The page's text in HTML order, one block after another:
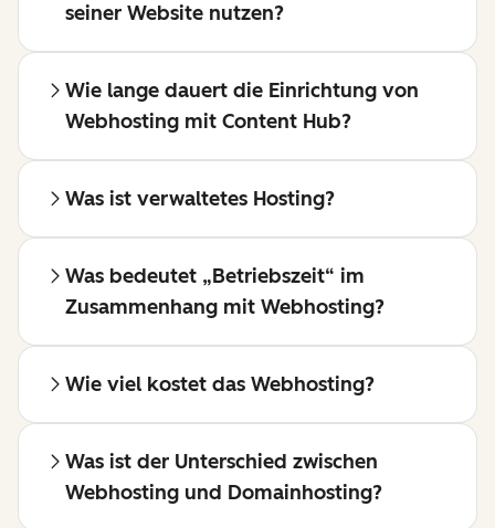
seiner Website nutzen?
Wie lange dauert die Einrichtung von
Webhosting mit Content Hub?
Was ist verwaltetes Hosting?
Was bedeutet „Betriebszeit“ im
Zusammenhang mit Webhosting?
Wie viel kostet das Webhosting?
Was ist der Unterschied zwischen
Webhosting und Domainhosting?